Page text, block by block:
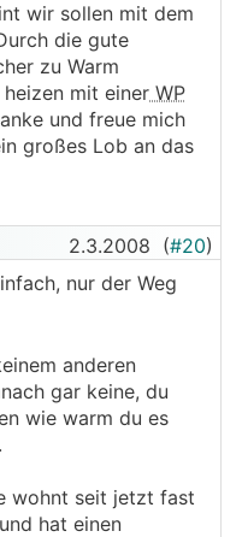
wir sollen mit dem
die gute
zu Warm
mit einer WP
und freue mich
großes Lob an das
2.3.2008 (#20)
nur der Weg
anderen
gar keine, du
wie warm du es
wohnt seit jetzt fast
hat einen